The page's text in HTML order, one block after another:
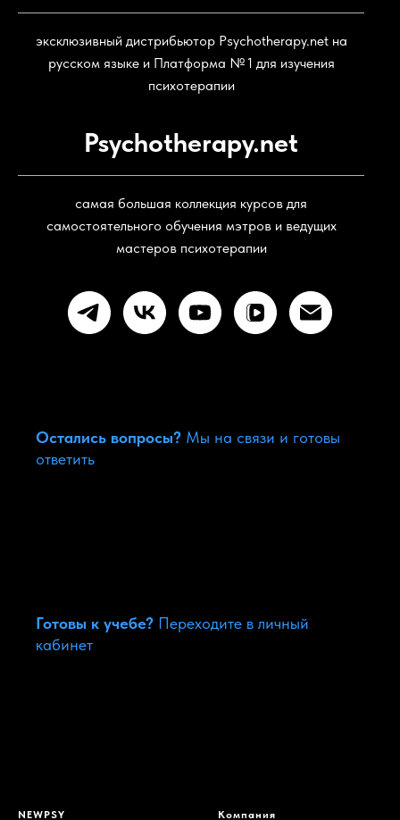
эксклюзивный дистрибьютор Psychotherapy.net на
русском языке и Платформа № 1 для изучения
психотерапии
Psychotherapy.net
самая большая коллекция курсов для
самостоятельного обучения мэтров и ведущих
мастеров психотерапии
Остались вопросы? Мы на связи и готовы
ответить
Готовы к учебе? Переходите в личный
кабинет
NEWPSY Компания